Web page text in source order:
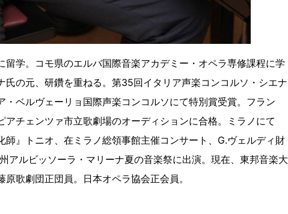
学。コモ県のエルバ国際音楽アカデミー・オペラ専修課程に学
氏の元、研鑽を重ねる。第35回イタリア声楽コンコルソ・シエナ
ベルヴェーリョ国際声楽コンコルソにて特別賞受賞。フラン
アチェンツァ市立歌劇場のオーディションに合格。ミラノにて
師』トニオ、在ミラノ総領事館主催コンサート、G.ヴェルディ財
アルビッソーラ・マリーナ夏の音楽祭に出演。現在、東邦音楽大
歌劇団正団員。日本オペラ協会正会員。